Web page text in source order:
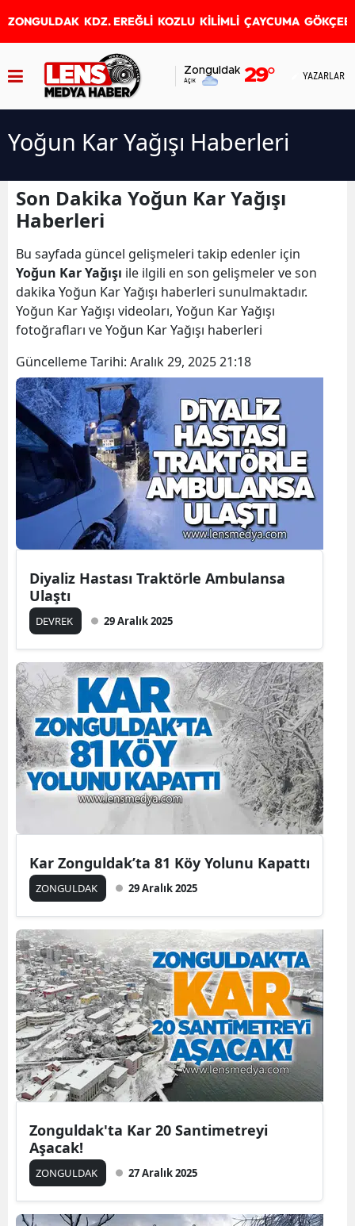
ZONGULDAK KDZ. EREĞLİ KOZLU KİLİMLİ ÇAYCUMA
Zonguldak
Açık 29° YAZARLAR
Yoğun Kar Yağışı Haberleri
Son Dakika Yoğun Kar Yağışı
Haberleri
Bu sayfada güncel gelişmeleri takip edenler için
Yoğun Kar Yağışı ile ilgili en son gelişmeler ve son
dakika Yoğun Kar Yağışı haberleri sunulmaktadır.
Yoğun Kar Yağışı videoları, Yoğun Kar Yağışı
fotoğrafları ve Yoğun Kar Yağışı haberleri
Güncelleme Tarihi: Aralık 29, 2025 21:18
Diyaliz Hastası Traktörle Ambulansa
Ulaştı
DEVREK 29 Aralık 2025
Kar Zonguldak’ta 81 Köy Yolunu Kapattı
ZONGULDAK 29 Aralık 2025
Zonguldak'ta Kar 20 Santimetreyi
Aşacak!
ZONGULDAK 27 Aralık 2025